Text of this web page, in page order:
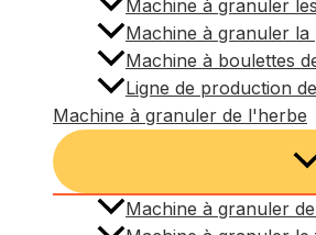
Machine à granuler
Machine à granuler la
Machine à boulettes
Ligne de production
Machine à granuler de l'herbe
Machine à granuler